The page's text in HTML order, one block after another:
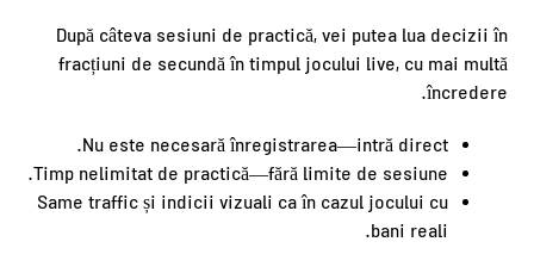
După câteva sesiuni de practică, vei putea lua decizii în
fracțiuni de secundă în timpul jocului live, cu mai multă
încredere.
Nu este necesară înregistrarea—intră direct.
Timp nelimitat de practică—fără limite de sesiune.
Same traffic și indicii vizuali ca în cazul jocului cu
bani reali.